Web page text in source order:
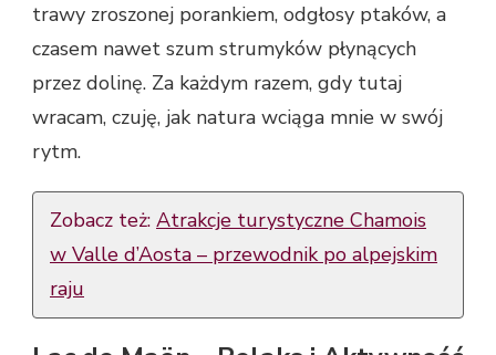
trawy zroszonej porankiem, odgłosy ptaków, a
czasem nawet szum strumyków płynących
przez dolinę. Za każdym razem, gdy tutaj
wracam, czuję, jak natura wciąga mnie w swój
rytm.
Zobacz też: Atrakcje turystyczne Chamois
w Valle d’Aosta – przewodnik po alpejskim
raju